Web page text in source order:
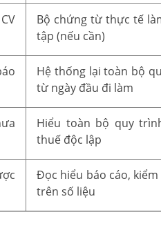
Bộ chứng từ thực tế
tập (nếu cần)
Hệ thống lại toàn bộ
từ ngày đầu đi làm
Hiểu toàn bộ quy
thuế độc lập
Đọc hiểu báo cáo,
trên số liệu